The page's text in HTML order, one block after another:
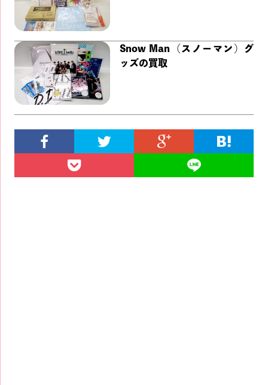
Snow Man（スノーマン）グ
ッズの買取